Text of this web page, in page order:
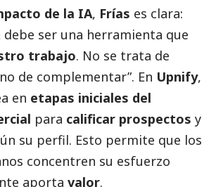
de la IA, Frías es clara:
debe ser una herramienta que
trabajo. No se trata de
de complementar”. En Upnify,
en etapas iniciales del
para calificar prospectos y
su perfil. Esto permite que los
concentren su esfuerzo
aporta valor.